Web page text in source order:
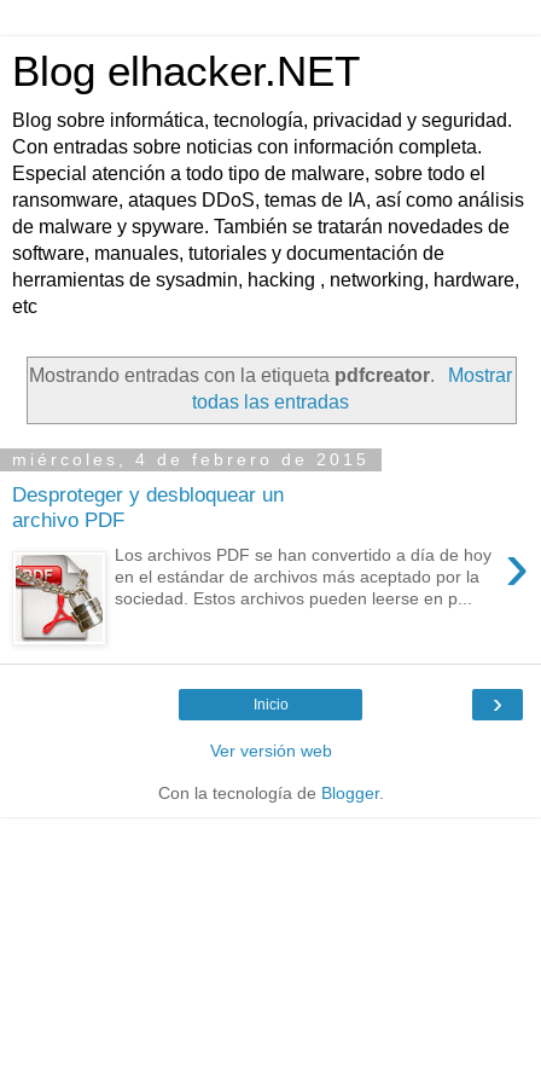
Blog elhacker.NET
Blog sobre informática, tecnología, privacidad y seguridad.
Con entradas sobre noticias con información completa.
Especial atención a todo tipo de malware, sobre todo el
ransomware, ataques DDoS, temas de IA, así como análisis
de malware y spyware. También se tratarán novedades de
software, manuales, tutoriales y documentación de
herramientas de sysadmin, hacking , networking, hardware,
etc
Mostrando entradas con la etiqueta pdfcreator.
Mostrar
todas las entradas
miércoles, 4 de febrero de 2015
Desproteger y desbloquear un
archivo PDF
›
Los archivos PDF se han convertido a día de hoy
en el estándar de archivos más aceptado por la
sociedad. Estos archivos pueden leerse en p...
›
Inicio
Ver versión web
Con la tecnología de Blogger.